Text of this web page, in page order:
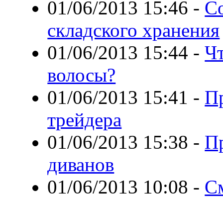
01/06/2013 15:46 -
складского хранения
01/06/2013 15:44 -
волосы?
01/06/2013 15:41 -
трейдера
01/06/2013 15:38 -
диванов
01/06/2013 10:08 -